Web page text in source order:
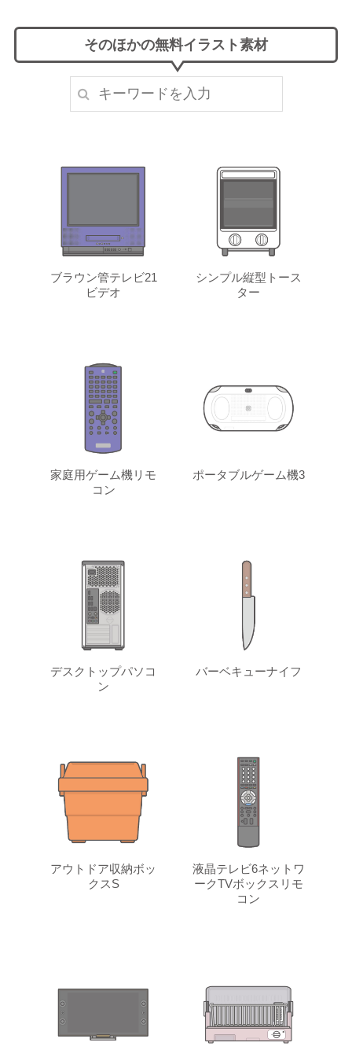
そのほかの無料イラスト素材
ブラウン管テレビ21
ビデオ
シンプル縦型トース
ター
家庭用ゲーム機リモ
コン
ポータブルゲーム機3
デスクトップパソコ
ン
バーベキューナイフ
アウトドア収納ボッ
クスS
液晶テレビ6ネットワ
ークTVボックスリモ
コン